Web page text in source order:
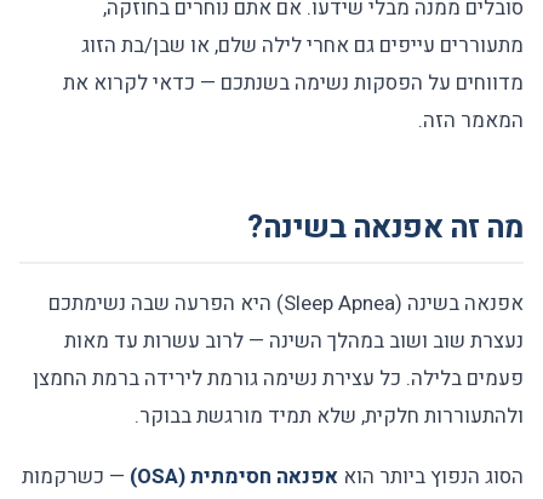
סובלים ממנה מבלי שידעו. אם אתם נוחרים בחוזקה,
מתעוררים עייפים גם אחרי לילה שלם, או שבן/בת הזוג
מדווחים על הפסקות נשימה בשנתכם — כדאי לקרוא את
המאמר הזה.
מה זה אפנאה בשינה?
אפנאה בשינה (Sleep Apnea) היא הפרעה שבה נשימתכם
נעצרת שוב ושוב במהלך השינה — לרוב עשרות עד מאות
פעמים בלילה. כל עצירת נשימה גורמת לירידה ברמת החמצן
ולהתעוררות חלקית, שלא תמיד מורגשת בבוקר.
הסוג הנפוץ ביותר הוא אפנאה חסימתית (OSA)
— כשרקמות